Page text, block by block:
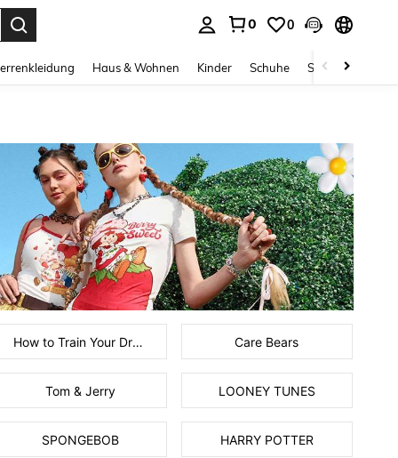
0 0
Haus & Wohnen Kinder Schuhe Schmuck &
How to Train Your Dragon Care Bears
Tom & Jerry LOONEY TUNES
SPONGEBOB HARRY POTTER